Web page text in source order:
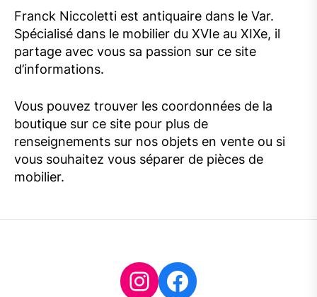
Franck Niccoletti est antiquaire dans le Var.
Spécialisé dans le mobilier du XVIe au XIXe, il
partage avec vous sa passion sur ce site
d’informations.
Vous pouvez trouver les coordonnées de la
boutique sur ce site pour plus de
renseignements sur nos objets en vente ou si
vous souhaitez vous séparer de pièces de
mobilier.
Instagram
Facebook